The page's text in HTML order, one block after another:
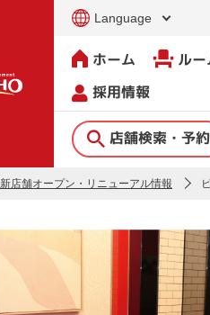
Language
ホーム ル
採用情報
店舗検索・予約
新店舗オープン・リニューアル情報